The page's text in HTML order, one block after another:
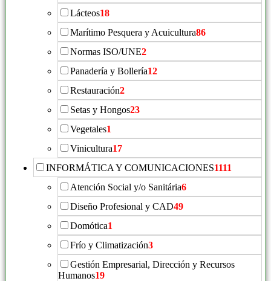
Lácteos18
Marítimo Pesquera y Acuicultura86
Normas ISO/UNE2
Panadería y Bollería12
Restauración2
Setas y Hongos23
Vegetales1
Vinicultura17
INFORMÁTICA Y COMUNICACIONES1111
Atención Social y/o Sanitária6
Diseño Profesional y CAD49
Domótica1
Frío y Climatización3
Gestión Empresarial, Dirección y Recursos
Humanos19